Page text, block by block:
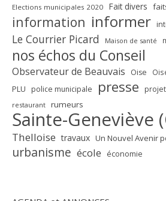
Elections municipales 2020 Fait divers
information informer
Le Courrier Picard Maison de santé
nos échos du Conseil
Observateur de Beauvais Oise
PLU police municipale presse projet
restaurant rumeurs
Sainte-Geneviève
Thelloise travaux Un Nouvel Avenir
urbanisme école économie